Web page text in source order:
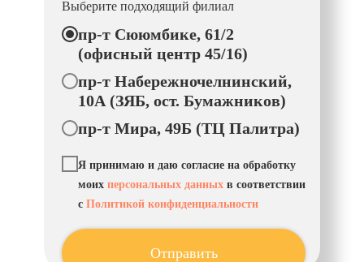
Выберите подходящий филиал
пр-т Сююмбике, 61/2
(офисный центр 45/16)
пр-т Набережночелнинский,
10А (ЗЯБ, ост. Бумажников)
пр-т Мира, 49Б (ТЦ Палитра)
Я принимаю и даю согласие на обработку
моих персональных данных в соответствии
с Политикой конфиденциальности
Отправить